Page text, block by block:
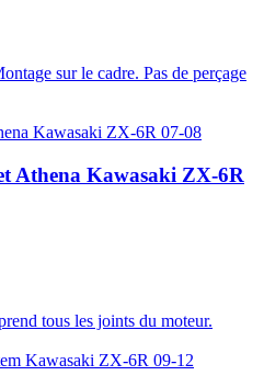
sur le cadre. Pas de perçage
Athena Kawasaki ZX-6R
tous les joints du moteur.